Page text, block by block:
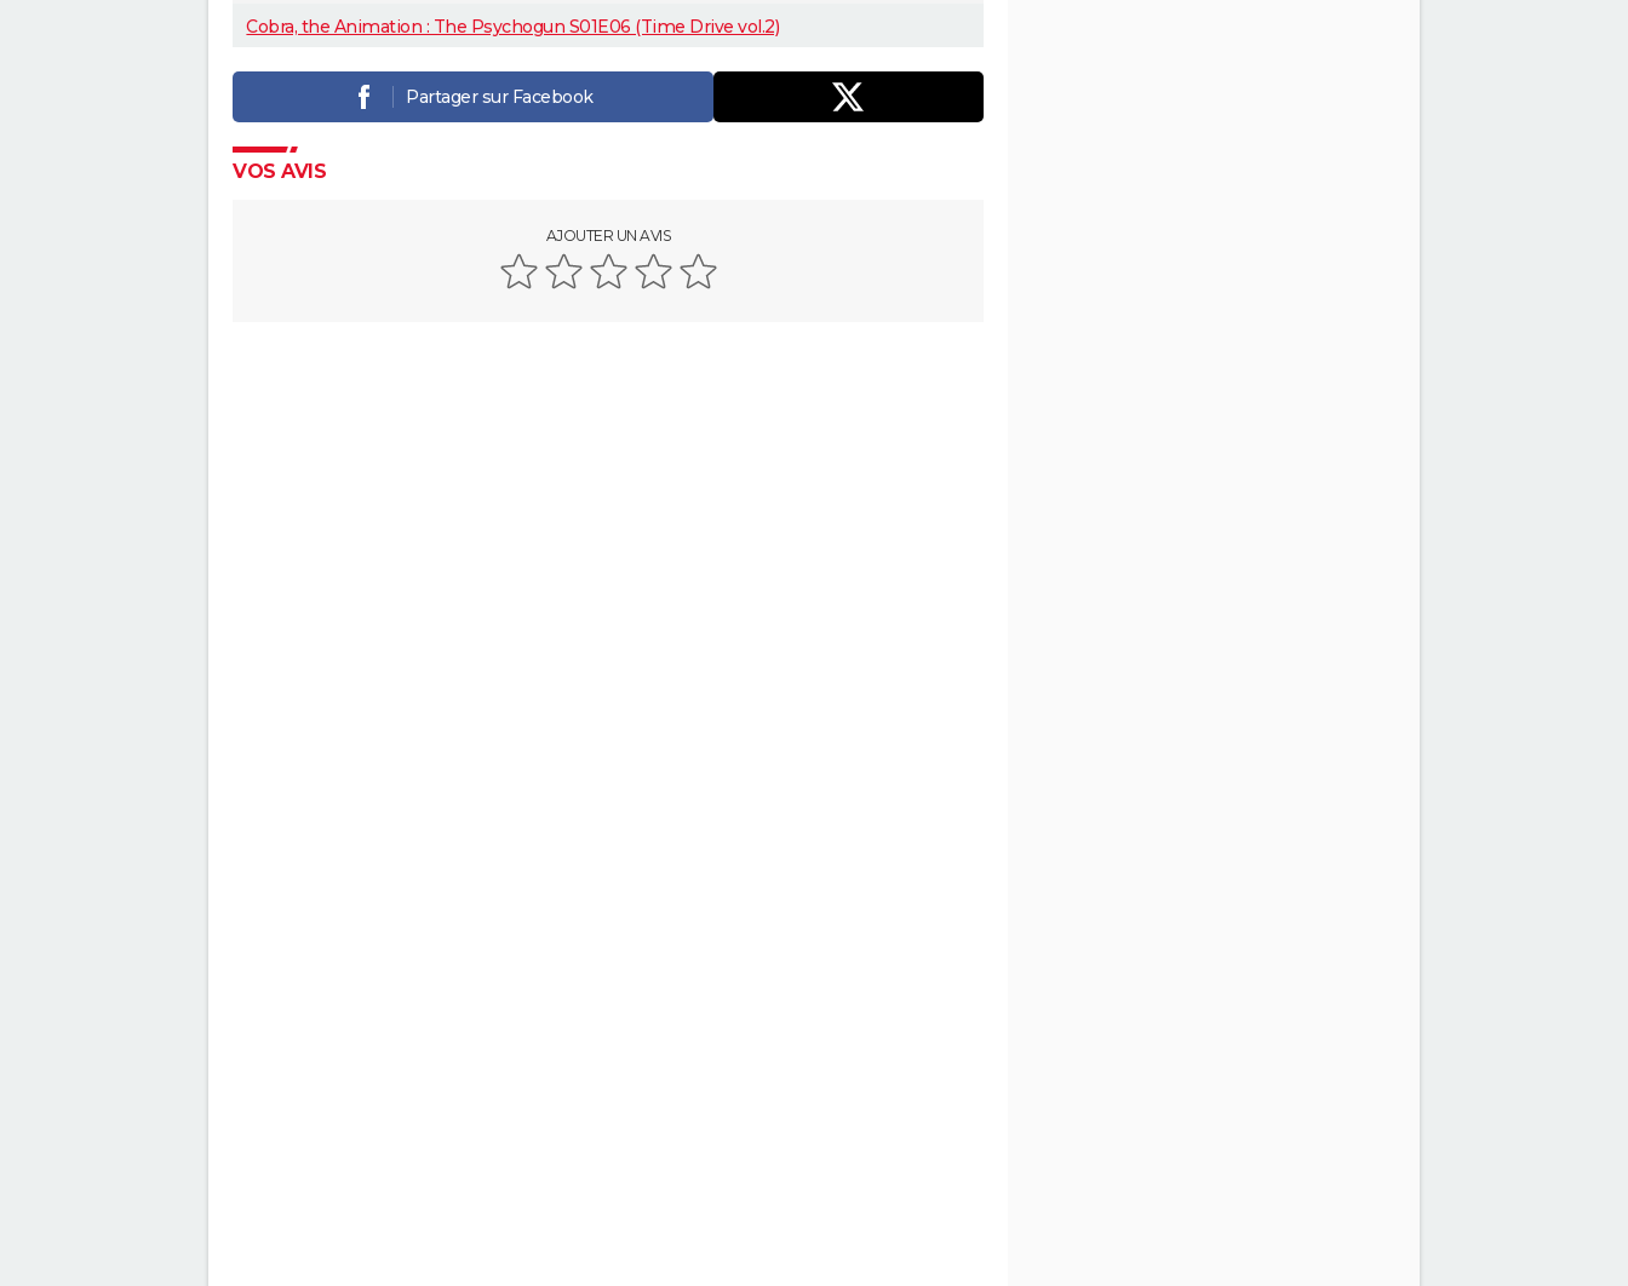
Cobra, the Animation : The Psychogun S01E06 (Time Drive vol.2)
Partager sur Facebook
VOS AVIS
AJOUTER UN AVIS